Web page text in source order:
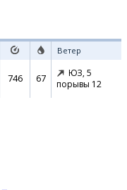
Ветер
746 67 ЮЗ, 5
порывы 12